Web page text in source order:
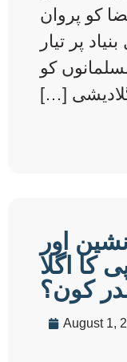
کو پروان
پر تیار
کو
[…]
اور
کا اگلا
کون؟
August 1,